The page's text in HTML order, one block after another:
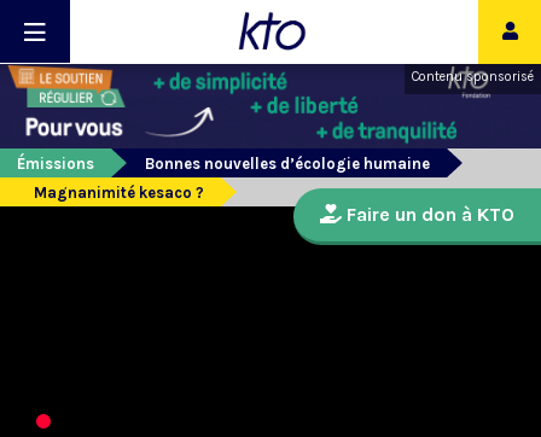
Contenu sponsorisé
Émissions
Bonnes nouvelles d’écologie humaine
Magnanimité kesaco ?
Faire un don à KTO